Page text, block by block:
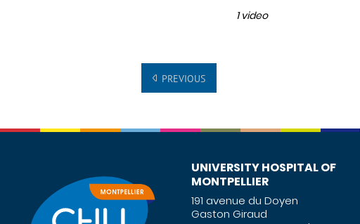
1 video
PREVIOUS
UNIVERSITY HOSPITAL OF
MONTPELLIER
191 avenue du Doyen
Gaston Giraud